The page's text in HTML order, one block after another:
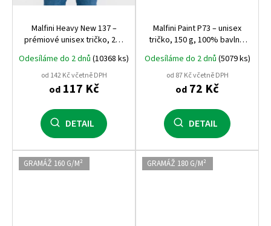
Malfini Heavy New 137 –
prémiové unisex tričko, 200
gramáž a kvalita Malfini
Odesíláme do 2 dnů (10368 ks)
od 142 Kč včetně DPH
od117 Kč
DETAIL
Malfini Paint P73 – unisex
tričko, 150 g, 100% bavlna,
potisk i výšivku
Odesíláme do 2 dnů (5079 ks)
od 87 Kč včetně DPH
od 72 Kč
DETAIL
GRAMÁŽ 160 G/M² GRAMÁŽ 180 G/M²